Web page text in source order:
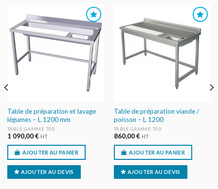
AJOUTER
AU DEVIS
Table de préparation et lavage
légumes – L 1200 mm
TABLE GAMME 700
1 090,00€ HT
AJOUTER AU PANIER
AJOUTER AU DEVIS
AJOUTER
AU DEVIS
Table de préparation viande /
poisson – L 1200
TABLE GAMME 700
860,00€ HT
AJOUTER AU PANIER
AJOUTER AU DEVIS